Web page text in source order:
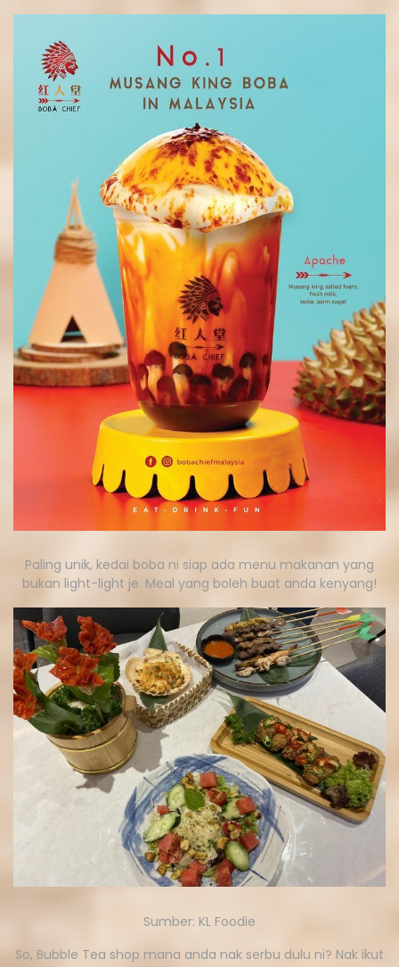
Paling unik, kedai boba ni siap ada menu makanan yang
bukan light-light je. Meal yang boleh buat anda kenyang!
Sumber: KL Foodie
So, Bubble Tea shop mana anda nak serbu dulu ni? Nak ikut